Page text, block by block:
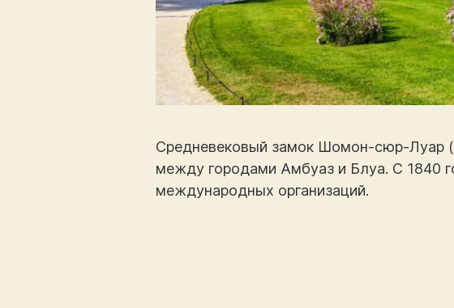
Средневековый замок Шомон-сюр-Луар
между городами Амбуаз и Блуа. С 1840
международных организаций.